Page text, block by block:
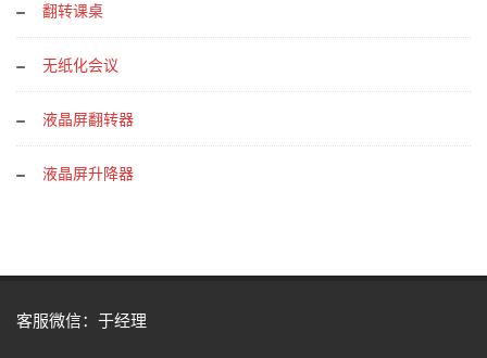
翻转课桌
无纸化会议
液晶屏翻转器
液晶屏升降器
客服微信：于经理